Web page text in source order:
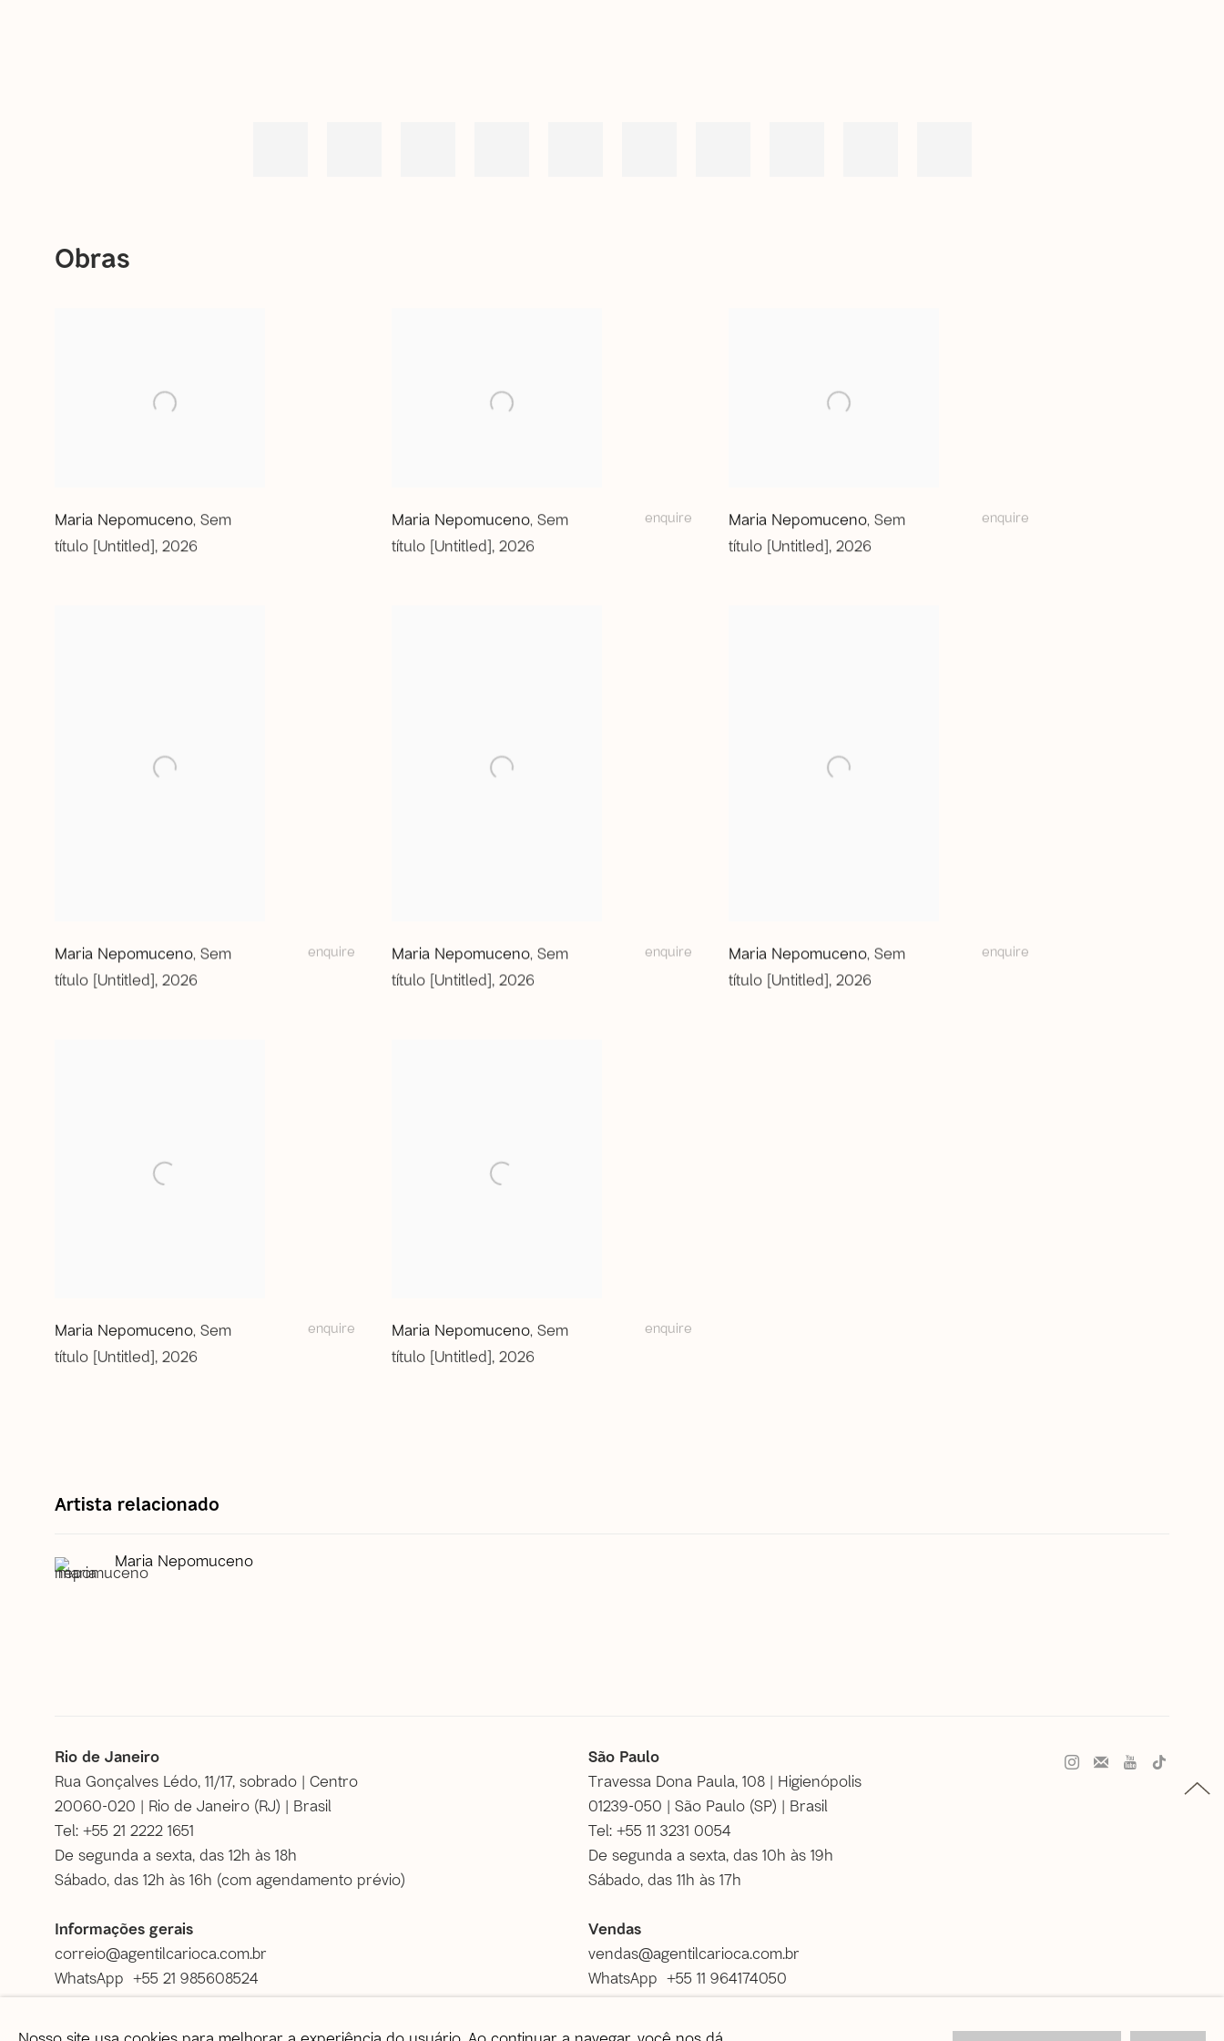
Obras
Maria Nepomuceno Sem
título [Untitled] 2026
Maria Nepomuceno Sem
título [Untitled] 2026
enquire Maria Nepomuceno Sem
título [Untitled] 2026
enquire
Maria Nepomuceno Sem
título [Untitled] 2026
enquire Maria Nepomuceno Sem
título [Untitled] 2026
enquire Maria Nepomuceno Sem
título [Untitled] 2026
enquire
Maria Nepomuceno Sem
título [Untitled] 2026
enquire Maria Nepomuceno Sem
título [Untitled] 2026
enquire
Artista relacionado
Maria Nepomuceno
Rio de Janeiro
Rua Gonçalves Lédo, 11/17, sobrado | Centro
20060-020 | Rio de Janeiro (RJ) | Brasil
Tel: +55 21 2222 1651
De segunda a sexta, das 12h às 18h
Sábado, das 12h às 16h (com agendamento prévio)
Informações gerais
correio@agentilcarioca.com.br
WhatsApp +55 21 985608524
São Paulo
Travessa Dona Paula, 108 | Higienópolis
01239-050 | São Paulo (SP) | Brasil
Tel: +55 11 3231 0054
De segunda a sexta, das 10h às 19h
Sábado, das 11h às 17h
Vendas
vendas@agentilcarioca.com.br
WhatsApp +55 11 964174050